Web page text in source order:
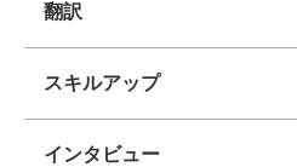
翻訳
スキルアップ
インタビュー